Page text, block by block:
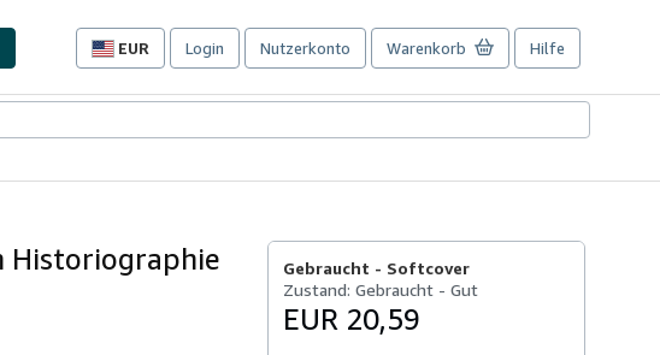
EUR
Seite
Einkaufseinstellungen.
Login Nutzerkonto Warenkorb Hilfe
Historiographie Gebraucht - Softcover
Zustand: Gebraucht - Gut
EUR 20,59